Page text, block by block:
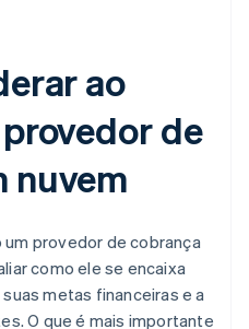
ao
de
nuvem
provedor de cobrança
como ele se encaixa
metas financeiras e a
O que é mais importante